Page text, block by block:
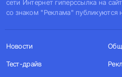
сети Интернет гиперссылка на
со знаком "Реклама" публикуются
Новости
Тест-драйв